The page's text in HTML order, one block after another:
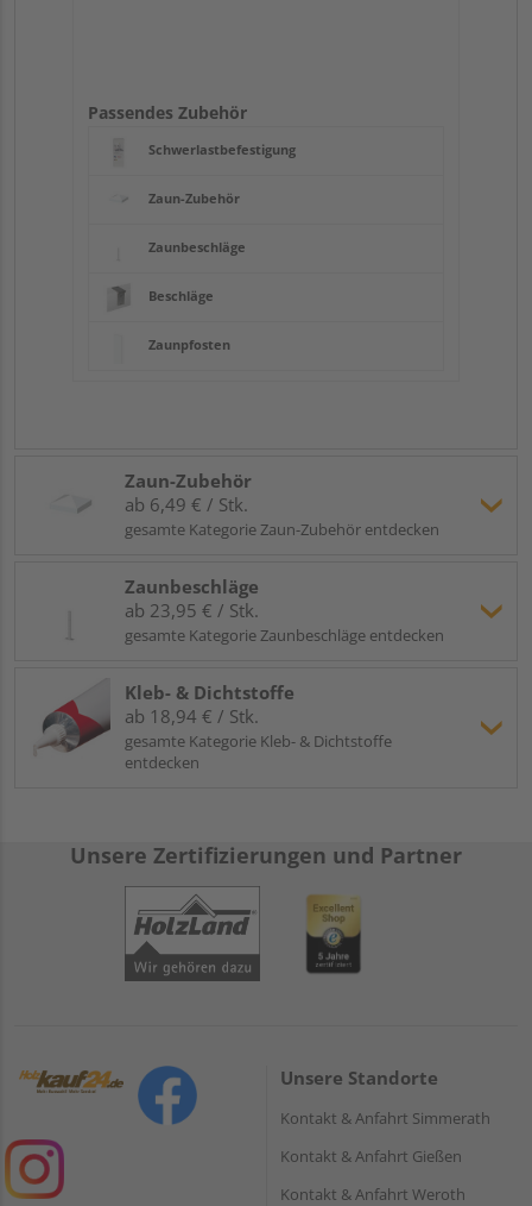
Passendes Zubehör
Schwerlastbefestigung
Zaun-Zubehör
Zaunbeschläge
Beschläge
Zaunpfosten
Zaun-Zubehör
ab 6,49 € / Stk.
gesamte Kategorie Zaun-Zubehör entdecken
Zaunbeschläge
ab 23,95 € / Stk.
gesamte Kategorie Zaunbeschläge entdecken
Kleb- & Dichtstoffe
ab 18,94 € / Stk.
gesamte Kategorie Kleb- & Dichtstoffe
entdecken
Unsere Zertifizierungen und Partner
Unsere Standorte
Kontakt & Anfahrt Simmerath
Kontakt & Anfahrt Gießen
Kontakt & Anfahrt Weroth